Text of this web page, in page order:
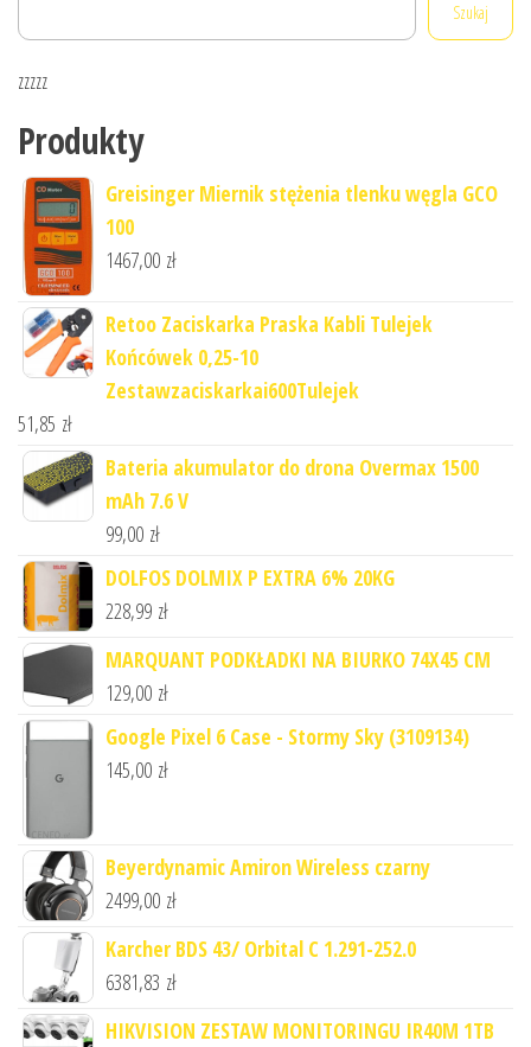
Szukaj
zzzzz
Produkty
Greisinger Miernik stężenia tlenku węgla GCO
100
1467,00 zł
Retoo Zaciskarka Praska Kabli Tulejek
Końcówek 0,25-10
Zestawzaciskarkai600Tulejek
51,85 zł
Bateria akumulator do drona Overmax 1500
mAh 7.6 V
99,00 zł
DOLFOS DOLMIX P EXTRA 6% 20KG
228,99 zł
MARQUANT PODKŁADKI NA BIURKO 74X45 CM
129,00 zł
Google Pixel 6 Case - Stormy Sky (3109134)
145,00 zł
Beyerdynamic Amiron Wireless czarny
2499,00 zł
Karcher BDS 43/ Orbital C 1.291-252.0
6381,83 zł
HIKVISION ZESTAW MONITORINGU IR40M 1TB